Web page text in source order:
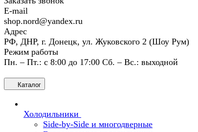
E-mail
shop.nord@yandex.ru
Адрес
РФ, ДНР, г. Донецк, ул. Жуковского 2 (Шоу Рум)
Режим работы
Пн. – Пт.: с 8:00 до 17:00 Сб. – Вс.: выходной
Каталог
Холодильники
Side-by-Side и многодверные